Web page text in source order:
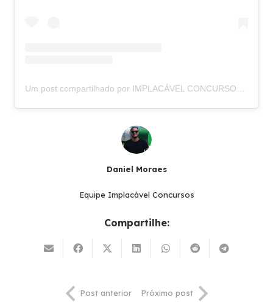
Um post compartilhado por IMPLACÁVEL CONCURSOS (@implacavelconcursos)
Daniel Moraes
Equipe Implacável Concursos
Compartilhe:
Post anterior Próximo post